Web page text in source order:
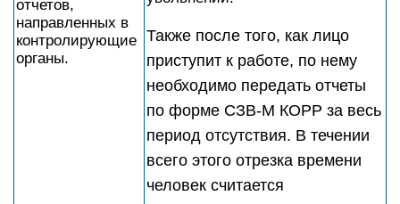
отчетов,
направленных в
контролирующие
органы.
Также после того, как лицо
приступит к работе, по нему
необходимо передать отчеты
по форме СЗВ-М КОРР за весь
период отсутствия. В течении
всего этого отрезка времени
человек считается